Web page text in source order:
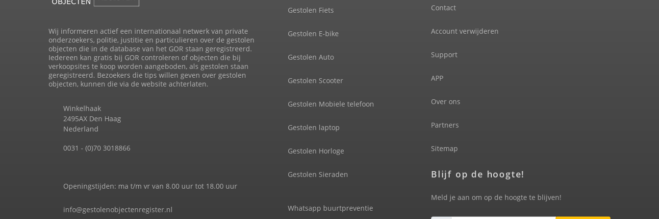
Wij informeren actief een internationaal netwerk van private
onderzoekers, politie, justitie en particulieren over de gestolen
objecten die in de database van het GOR staan geregistreerd.
Iedereen kan gratis bij GOR controleren of objecten die bij
verkoopsites te koop worden aangeboden, als gestolen staan
geregistreerd. Bezoekers die tips willen geven over gestolen
objecten, kunnen die via de website achterlaten.
Winkelhaak
2495AX Den Haag
Nederland
0031 - (0)70 3018866
Openingstijden: ma t/m vr van 8.00 uur tot 18.00 uur
info@gestolenobjectenregister.nl
Gestolen Fiets
Gestolen E-bike
Gestolen Auto
Gestolen Scooter
Gestolen Mobiele telefoon
Gestolen laptop
Gestolen Horloge
Gestolen Sieraden
Whatsapp buurtpreventie
Contact
Account verwijderen
Support
APP
Over ons
Partners
Sitemap
Blijf op de hoogte!
Meld je aan om op de hoogte te blijven!